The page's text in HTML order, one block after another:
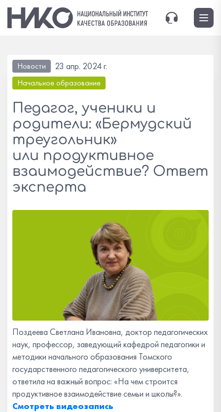
Новости 23 апр. 2024 г.
Начальное образование
Педагог, ученики и
родители: «Бермудский
треугольник»
или продуктивное
взаимодействие? Ответ
эксперта
Поздеева Светлана Ивановна, доктор педагогических
наук, профессор, заведующий кафедрой педагогики и
методики начального образования Томского
государственного педагогического университета,
ответила на важный вопрос: «На чем строится
продуктивное взаимодействие семьи и школы?».
Смотреть видеозапись